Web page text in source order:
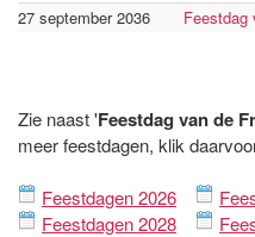
27 september 2036
Feestdag
Zie naast 'Feestdag van de
meer feestdagen, klik
Feestdagen 2026
Feestdagen 2028